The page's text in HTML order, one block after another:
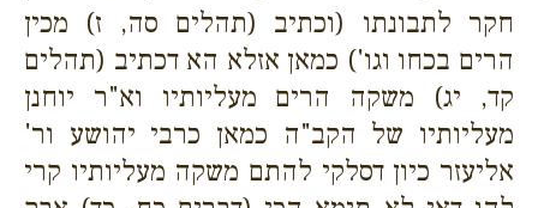
חקר לתבונתו (וכתיב (תהלים סה, ז) מכין
הרים בכחו וגו') כמאן אזלא הא דכתיב (תהלים
קד, יג) משקה הרים מעליותיו וא"ר יוחנן
מעליותיו של הקב"ה כמאן כרבי יהושע ור'
אליעזר כיון דסלקי להתם משקה מעליותיו קרי